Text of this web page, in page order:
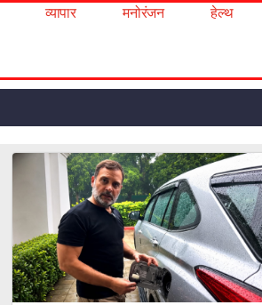
व्यापार मनोरंजन
हेल्थ